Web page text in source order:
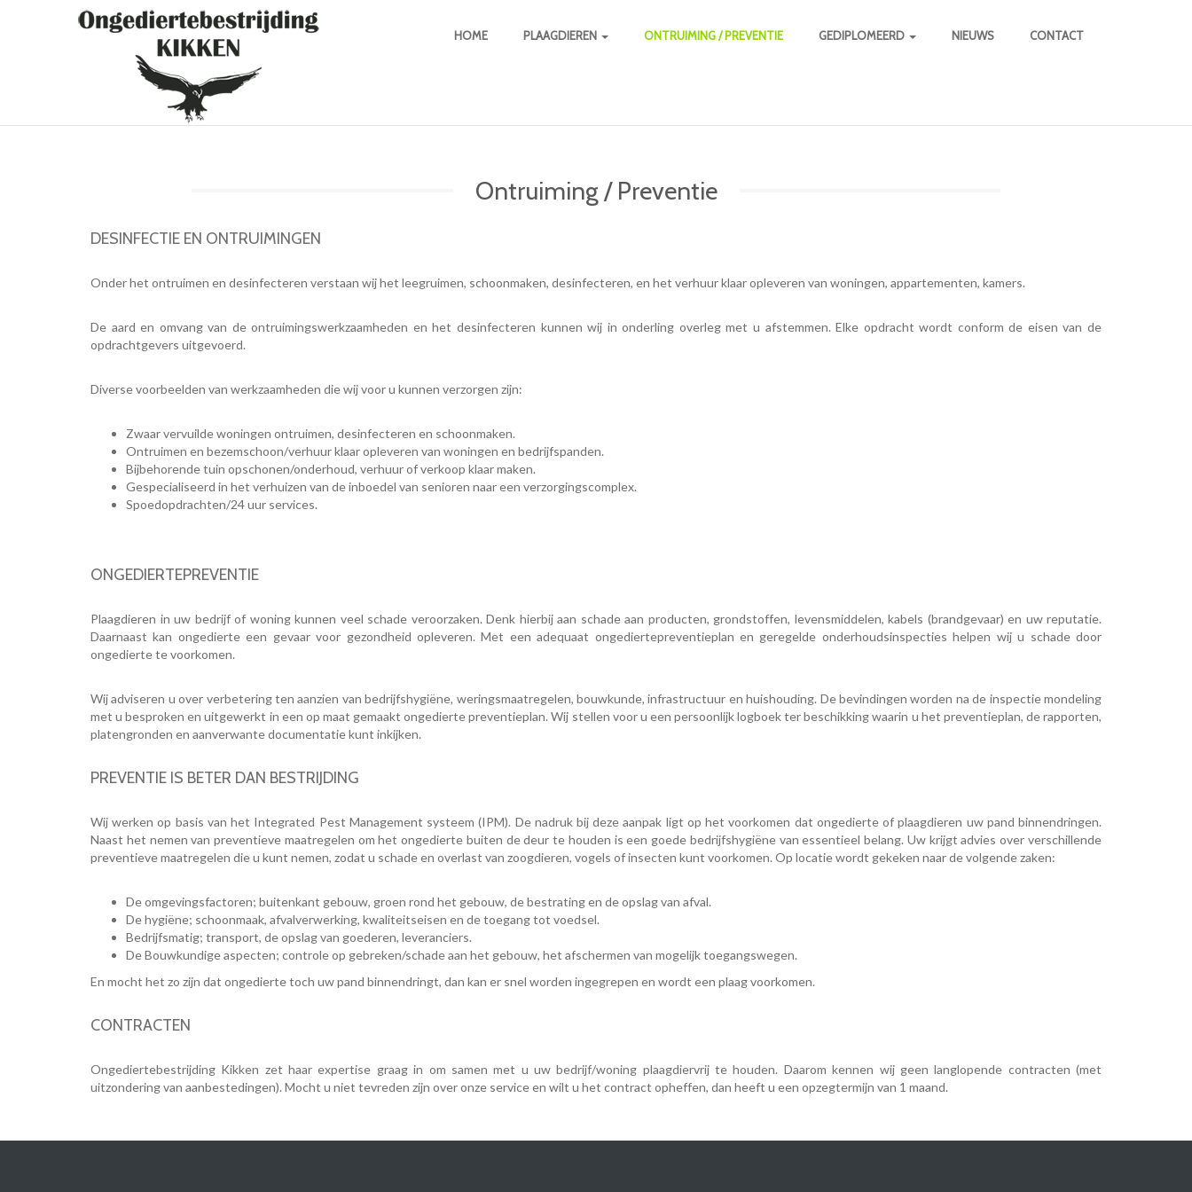
HOME PLAAGDIEREN ONTRUIMING / PREVENTIE GEDIPLOMEERD NIEUWS CONTACT
Ontruiming / Preventie
DESINFECTIE EN ONTRUIMINGEN
Onder het ontruimen en desinfecteren verstaan wij het leegruimen, schoonmaken, desinfecteren, en het verhuur klaar opleveren van woningen, appartementen, kamers.
De aard en omvang van de ontruimingswerkzaamheden en het desinfecteren kunnen wij in onderling overleg met u afstemmen. Elke opdracht wordt conform de eisen van de
opdrachtgevers uitgevoerd.
Diverse voorbeelden van werkzaamheden die wij voor u kunnen verzorgen zijn:
Zwaar vervuilde woningen ontruimen, desinfecteren en schoonmaken.
Ontruimen en bezemschoon/verhuur klaar opleveren van woningen en bedrijfspanden.
Bijbehorende tuin opschonen/onderhoud, verhuur of verkoop klaar maken.
Gespecialiseerd in het verhuizen van de inboedel van senioren naar een verzorgingscomplex.
Spoedopdrachten/24 uur services.
ONGEDIERTEPREVENTIE
Plaagdieren in uw bedrijf of woning kunnen veel schade veroorzaken. Denk hierbij aan schade aan producten, grondstoffen, levensmiddelen, kabels (brandgevaar) en uw reputatie.
Daarnaast kan ongedierte een gevaar voor gezondheid opleveren. Met een adequaat ongediertepreventieplan en geregelde onderhoudsinspecties helpen wij u schade door
ongedierte te voorkomen.
Wij adviseren u over verbetering ten aanzien van bedrijfshygiëne, weringsmaatregelen, bouwkunde, infrastructuur en huishouding. De bevindingen worden na de inspectie mondeling
met u besproken en uitgewerkt in een op maat gemaakt ongedierte preventieplan. Wij stellen voor u een persoonlijk logboek ter beschikking waarin u het preventieplan, de rapporten,
platengronden en aanverwante documentatie kunt inkijken.
PREVENTIE IS BETER DAN BESTRIJDING
Wij werken op basis van het Integrated Pest Management systeem (IPM). De nadruk bij deze aanpak ligt op het voorkomen dat ongedierte of plaagdieren uw pand binnendringen.
Naast het nemen van preventieve maatregelen om het ongedierte buiten de deur te houden is een goede bedrijfshygiëne van essentieel belang. Uw krijgt advies over verschillende
preventieve maatregelen die u kunt nemen, zodat u schade en overlast van zoogdieren, vogels of insecten kunt voorkomen. Op locatie wordt gekeken naar de volgende zaken:
De omgevingsfactoren; buitenkant gebouw, groen rond het gebouw, de bestrating en de opslag van afval.
De hygiëne; schoonmaak, afvalverwerking, kwaliteitseisen en de toegang tot voedsel.
Bedrijfsmatig; transport, de opslag van goederen, leveranciers.
De Bouwkundige aspecten; controle op gebreken/schade aan het gebouw, het afschermen van mogelijk toegangswegen.
En mocht het zo zijn dat ongedierte toch uw pand binnendringt, dan kan er snel worden ingegrepen en wordt een plaag voorkomen.
CONTRACTEN
Ongediertebestrijding Kikken zet haar expertise graag in om samen met u uw bedrijf/woning plaagdiervrij te houden. Daarom kennen wij geen langlopende contracten (met
uitzondering van aanbestedingen). Mocht u niet tevreden zijn over onze service en wilt u het contract opheffen, dan heeft u een opzegtermijn van 1 maand.